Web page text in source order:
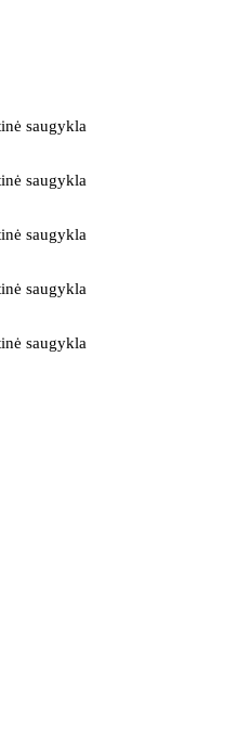
saugykla
saugykla
saugykla
saugykla
saugykla